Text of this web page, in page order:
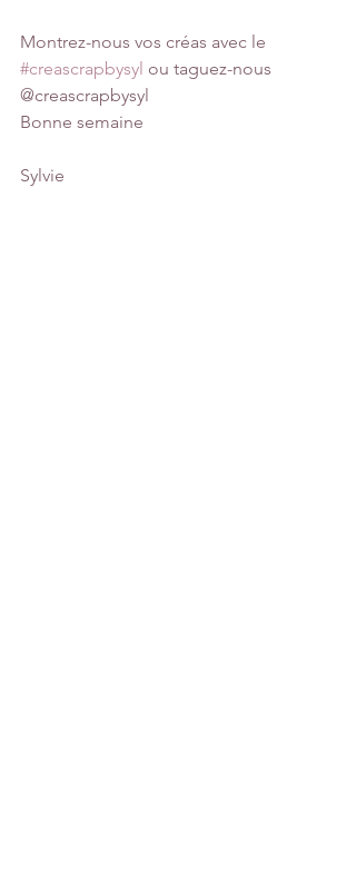
Montrez-nous vos créas avec le
#creascrapbysyl ou taguez-nous
@creascrapbysyl
Bonne semaine
Sylvie